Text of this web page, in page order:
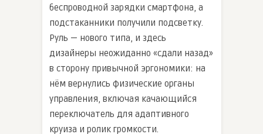
беспроводной зарядки смартфона, а
подстаканники получили подсветку.
Руль — нового типа, и здесь
дизайнеры неожиданно «сдали назад»
в сторону привычной эргономики: на
нём вернулись физические органы
управления, включая качающийся
переключатель для адаптивного
круиза и ролик громкости.